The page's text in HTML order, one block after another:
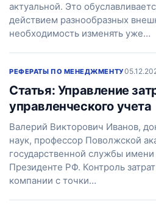
актуальной. Это
действием разнообразных
необходимость изменять уже…
РЕФЕРАТЫ ПО МЕНЕДЖМЕНТУ
Статья: Управление
управленческого учета
Валерий Викторович Ивaнoв,
наук, профессор Поволжской
государственной службы
Президенте РФ. Контроль
компании с точки…